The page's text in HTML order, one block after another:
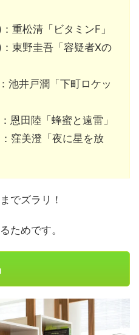
重松清「ビタミンF」
東野圭吾「容疑者Xの
池井戸潤「下町ロケッ
恩田陸「蜂蜜と遠雷」
窪美澄「夜に星を放
でズラリ！
ためです。